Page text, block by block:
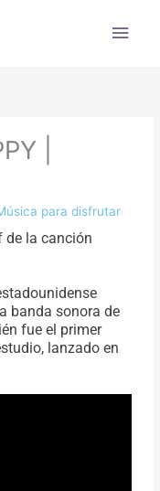
|
para disfrutar
de la canción
banda sonora de
fue el primer
lanzado en